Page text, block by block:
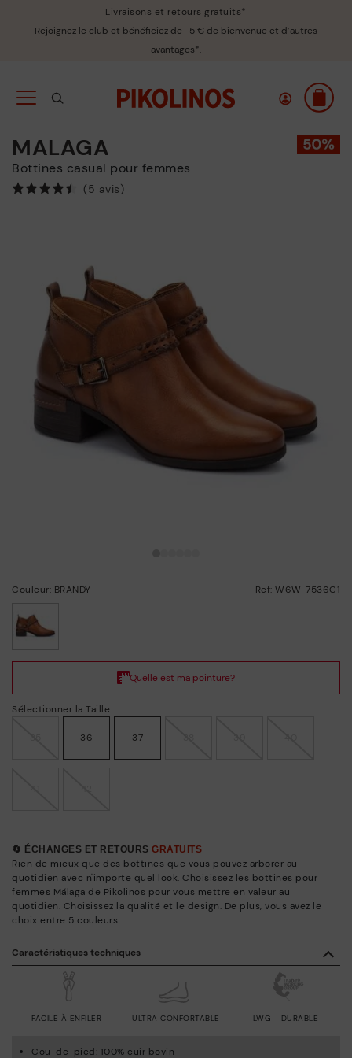
Livraisons et retours gratuits*
Rejoignez le club et bénéficiez de -5 € de bienvenue et d’autres
avantages*.
MALAGA
Bottines casual pour femmes
(5 avis)
Couleur: BRANDY Ref: W6W-7536C1
Sélectionner la Taille
36 37
🔄 ÉCHANGES ET RETOURS GRATUITS
Rien de mieux que des bottines que vous pouvez arborer au
quotidien avec n'importe quel look. Choisissez les bottines pour
femmes Málaga de Pikolinos pour vous mettre en valeur au
quotidien. Choisissez la qualité et le design. De plus, vous avez le
choix entre 5 couleurs.
Caractéristiques techniques
FACILE À ENFILER ULTRA CONFORTABLE LWG - DURABLE
Cou-de-pied: 100% cuir bovin